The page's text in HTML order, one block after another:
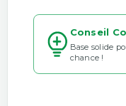
Conseil
Base solide
chance !